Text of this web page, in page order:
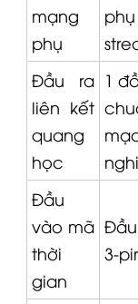
mạng
phụ
Đầu ra
liên kết
quang
học
1
Đầu
vào mã
thời
gian
3-